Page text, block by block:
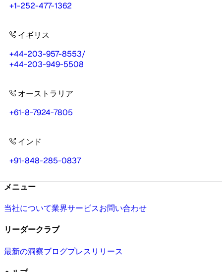
+1-252-477-1362
イギリス
+44-203-957-8553/
+44-203-949-5508
オーストラリア
+61-8-7924-7805
インド
+91-848-285-0837
メニュー
当社について業界サービスお問い合わせ
リーダークラブ
最新の洞察ブログプレスリリース